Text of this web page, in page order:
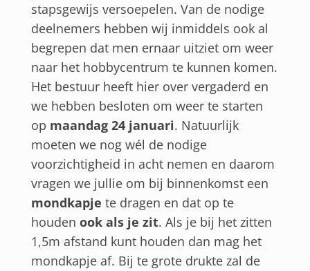
stapsgewijs versoepelen. Van de nodige
deelnemers hebben wij inmiddels ook al
begrepen dat men ernaar uitziet om weer
naar het hobbycentrum te kunnen komen.
Het bestuur heeft hier over vergaderd en
we hebben besloten om weer te starten
op maandag 24 januari. Natuurlijk
moeten we nog wél de nodige
voorzichtigheid in acht nemen en daarom
vragen we jullie om bij binnenkomst een
mondkapje te dragen en dat op te
houden ook als je zit. Als je bij het zitten
1,5m afstand kunt houden dan mag het
mondkapje af. Bij te grote drukte zal de